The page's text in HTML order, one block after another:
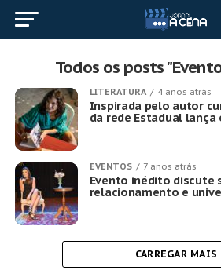
Todos os posts
LITERATURA 4 anos atrás
Inspirada pelo autor
da rede Estadual
EVENTOS 7 anos atrás
Evento inédito discute
relacionamento e
CARREGAR MAIS